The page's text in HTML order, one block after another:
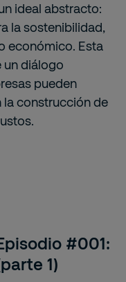
ideal abstracto:
la sostenibilidad,
económico. Esta
un diálogo
pueden
la construcción de
#001:
1)